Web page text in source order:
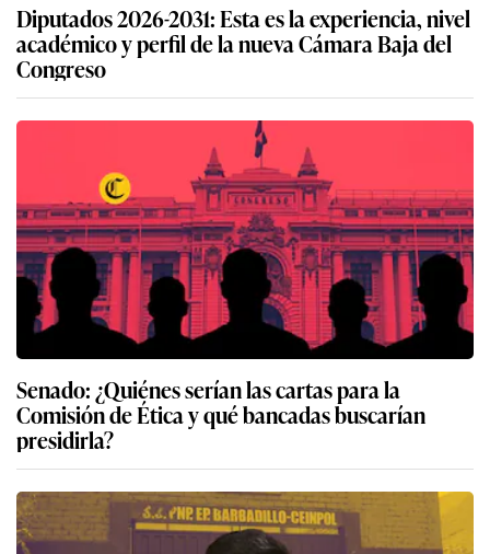
Diputados 2026-2031: Esta es la experiencia, nivel
académico y perfil de la nueva Cámara Baja del
Congreso
Senado: ¿Quiénes serían las cartas para la
Comisión de Ética y qué bancadas buscarían
presidirla?